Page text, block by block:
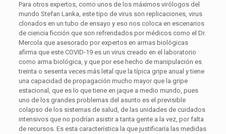
Para otros expertos, como unos de los máximos virólogos del
mundo Stefan Lanka, este tipo de virus son replicaciones, virus
clonados en un tubo de ensayo y eso nos coloca en escenarios
de ciencia ficción que son refrendados por médicos como el Dr.
Mercola que asesorado por expertos en armas biológicas
afirma que este COVID-19 es un virus creado en el laboratorio
como arma biológica, y que por ese hecho de manipulación es
treinta o sesenta veces más letal que la típica gripe anual y tiene
una capacidad de propagación mucho mayor que la gripe
estacional, que es lo que tiene en jaque a medio mundo, pues
uno de los grandes problemas del asunto es el previsible
colapso de los sistemas de salud, de las unidades de cuidados
intensivos que no podrían asistir a tanta gente a la vez, por falta
de recursos. Es esta característica la que justificaría las medidas